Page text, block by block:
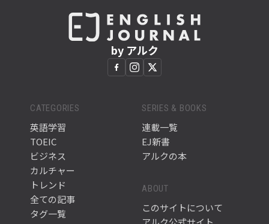
by アルク
CATEGORIES
英語学習
TOEIC
ビジネス
カルチャー
トレンド
全ての記事
タグ一覧
SERIES & BOOKS
連載一覧
EJ新書
アルクの本
ABOUT
このサイトについて